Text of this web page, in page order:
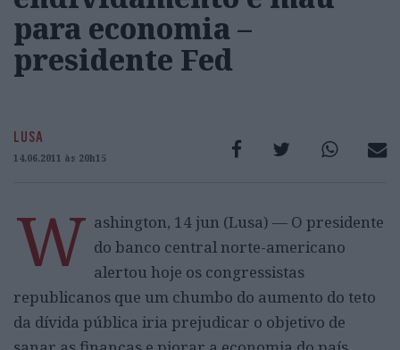
para economia –
presidente Fed
LUSA
14.06.2011 às 20h15
W ashington, 14 jun (Lusa) — O presidente
do banco central norte-americano
alertou hoje os congressistas
republicanos que um chumbo do aumento do teto
da dívida pública iria prejudicar o objetivo de